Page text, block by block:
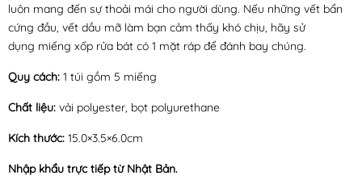
luôn mang đến sự thoải mái cho người dùng. Nếu những vết bẩn
cứng đầu, vết dầu mỡ làm bạn cảm thấy khó chịu, hãy sử
dụng miếng xốp rửa bát có 1 mặt ráp để đánh bay chúng.
Quy cách: 1 túi gồm 5 miếng
Chất liệu: vải polyester, bọt polyurethane
Kích thước: 15.0×3.5×6.0cm
Nhập khẩu trực tiếp từ Nhật Bản.